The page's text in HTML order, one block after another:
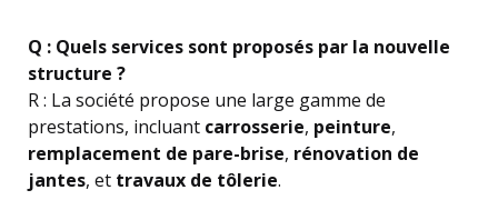
Q : Quels services sont proposés par la nouvelle
structure ?
R : La société propose une large gamme de
prestations, incluant carrosserie, peinture,
remplacement de pare-brise, rénovation de
jantes, et travaux de tôlerie.